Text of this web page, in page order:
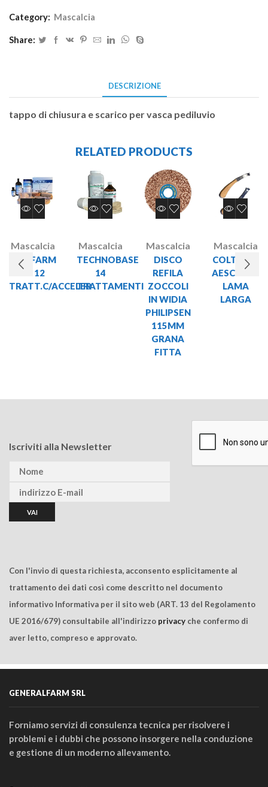
Category: Mascalcia
Share:
DESCRIZIONE
tappo di chiusura e scarico per vasca pediluvio
RELATED PRODUCTS
Mascalcia
PEDIFARM
NF 12
TRATT.C/ACCELER
Mascalcia
TECHNOBASE
14
TRATTAMENTI
Mascalcia
DISCO
REFILA
ZOCCOLI
IN WIDIA
PHILIPSEN
115MM
GRANA
FITTA
Mascalcia
COLTELLO
AESCULAP
LAMA
LARGA
Iscriviti alla Newsletter
Con l'invio di questa richiesta, acconsento esplicitamente al
trattamento dei dati così come descritto nel documento
informativo Informativa per il sito web (ART. 13 del Regolamento
UE 2016/679) consultabile all'indirizzo privacy che confermo di
aver letto, compreso e approvato.
GENERALFARM SRL
Forniamo servizi di consulenza tecnica per risolvere i
problemi e i dubbi che possono insorgere nella conduzione
e gestione di un moderno allevamento.